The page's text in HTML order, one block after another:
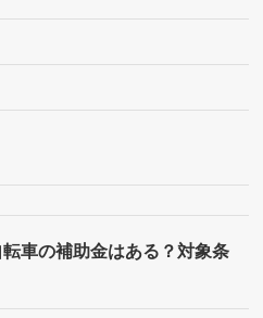
転車の補助金はある？対象条